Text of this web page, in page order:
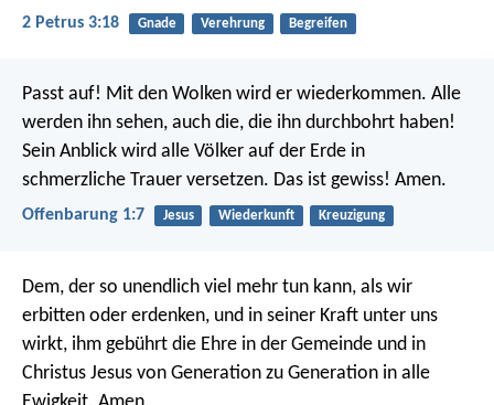
2 Petrus 3:18 Gnade Verehrung Begreifen
Passt auf! Mit den Wolken wird er wiederkommen. Alle
werden ihn sehen, auch die, die ihn durchbohrt haben!
Sein Anblick wird alle Völker auf der Erde in
schmerzliche Trauer versetzen. Das ist gewiss! Amen.
Offenbarung 1:7 Jesus Wiederkunft Kreuzigung
Dem, der so unendlich viel mehr tun kann, als wir
erbitten oder erdenken, und in seiner Kraft unter uns
wirkt, ihm gebührt die Ehre in der Gemeinde und in
Christus Jesus von Generation zu Generation in alle